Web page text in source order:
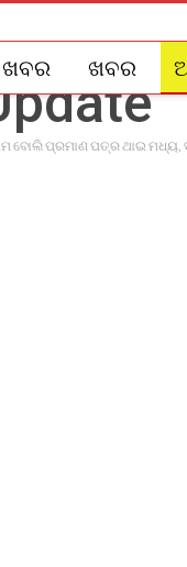
ଖବର ଖବର
ବୋଲି ପ୍ରମାଣ ପତ୍ର ଥାଇ ମଧ୍ୟ,